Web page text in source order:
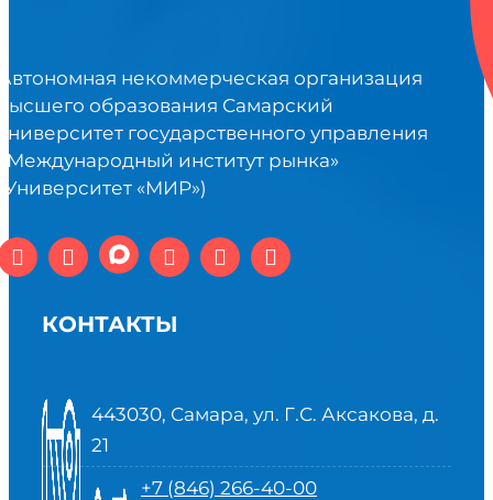
некоммерческая организация
образования Самарский
государственного управления
институт рынка»
«МИР»)
КОНТАКТЫ
443030, Самара, ул. Г.С. Аксакова, д.
21
+7 (846) 266-40-00